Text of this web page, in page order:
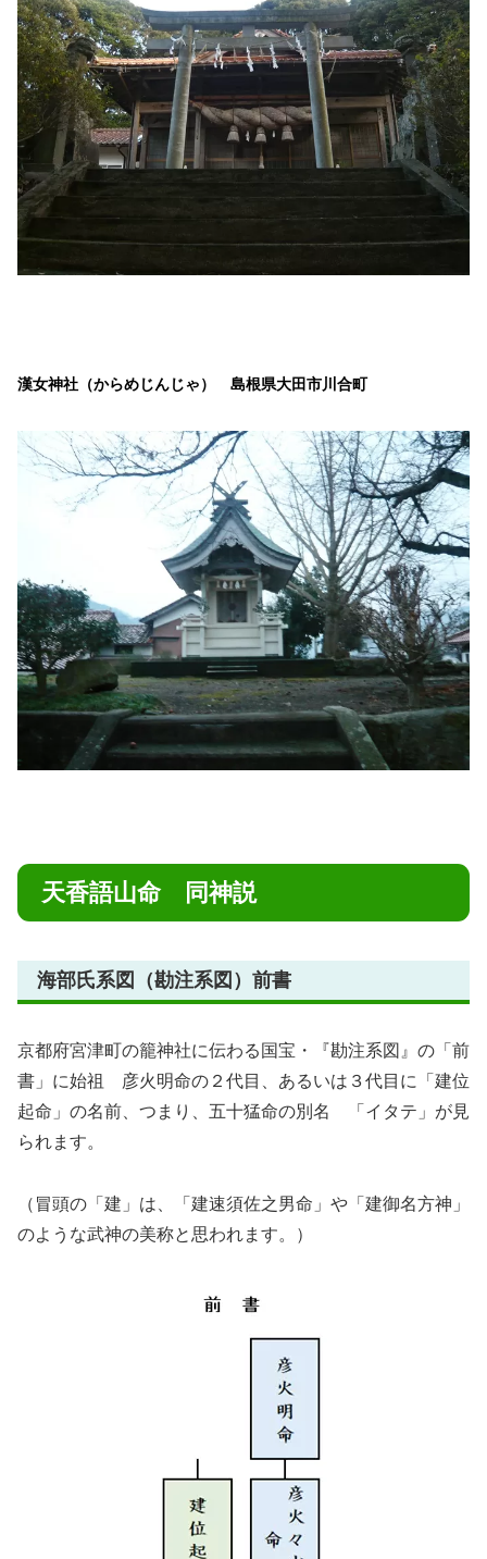
漢女神社（からめじんじゃ） 島根県大田市川合町
天香語山命 同神説
海部氏系図（勘注系図）前書
京都府宮津町の籠神社に伝わる国宝・『勘注系図』の「前
書」に始祖 彦火明命の２代目、あるいは３代目に
「建位
起命」 の名前、つまり、五十猛命の別名 「イタテ」が見
られます。
（冒頭の「建」は、「建速須佐之男命」や「建御名方神」
のような武神の美称と思われます。）